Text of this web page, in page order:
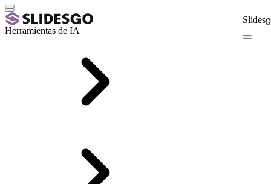
Herramientas de IA